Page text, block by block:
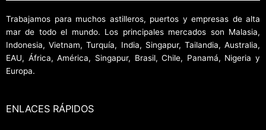
Trabajamos para muchos astilleros, puertos y empresas de alta
mar de todo el mundo. Los principales mercados son Malasia,
Indonesia, Vietnam, Turquía, India, Singapur, Tailandia, Australia,
EAU, África, América, Singapur, Brasil, Chile, Panamá, Nigeria y
Europa.
ENLACES RÁPIDOS